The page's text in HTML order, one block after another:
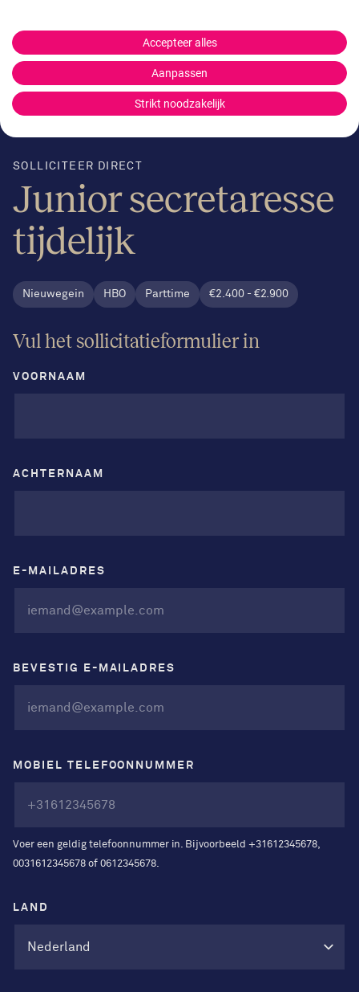
SOLLICITEER DIRECT
Junior secretaresse
tijdelijk
Nieuwegein HBO Parttime €2.400 - €2.900
Vul het sollicitatieformulier in
VOORNAAM
ACHTERNAAM
E-MAILADRES
BEVESTIG E-MAILADRES
MOBIEL TELEFOONNUMMER
Voer een geldig telefoonnummer in. Bijvoorbeeld +31612345678,
0031612345678 of 0612345678.
LAND
Accepteer alles
Aanpassen
Strikt noodzakelijk